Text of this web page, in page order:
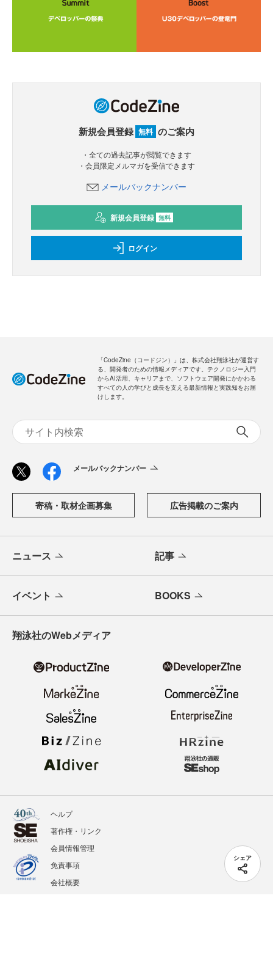
シェア
新規会員登録 無料 のご案内
・全ての過去記事が閲覧できます
・会員限定メルマガを受信できます
メールバックナンバー
新規会員登録 無料
ログイン
「CodeZine（コードジン）」は、株式会社翔泳社が運営す
る、開発者のための情報メディアです。テクノロジー入門
からAI活用、キャリアまで、ソフトウェア開発にかかわる
すべての人の学びと成長を支える最新情報と実践知をお届
けします。
メールバックナンバー
寄稿・取材企画募集 広告掲載のご案内
ニュース 記事
イベント BOOKS
翔泳社のWebメディア
ヘルプ
著作権・リンク
会員情報管理
免責事項
会社概要